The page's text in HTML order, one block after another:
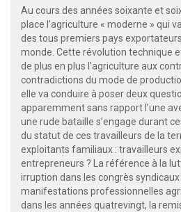
Au cours des années soixante et
place l’agriculture « moderne » qui
des tous premiers pays
monde. Cette révolution technique
de plus en plus l’agriculture aux
contradictions du mode de
elle va conduire à poser deux
apparemment sans rapport l’une
une rude bataille s’engage durant
du statut de ces travailleurs de la
exploitants familiaux : travailleurs
entrepreneurs ? La référence à la
irruption dans les congrès
manifestations professionnelles
dans les années quatrevingt, la